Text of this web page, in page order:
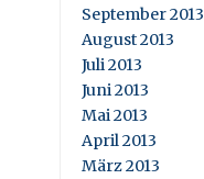
September 2013
August 2013
Juli 2013
Juni 2013
Mai 2013
April 2013
März 2013